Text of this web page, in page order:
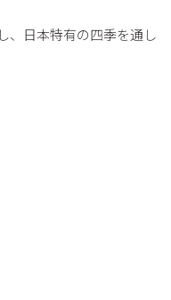
、日本特有の四季を通し